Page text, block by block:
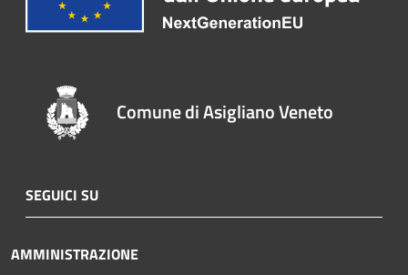
Comune di Asigliano Veneto
SEGUICI SU
AMMINISTRAZIONE